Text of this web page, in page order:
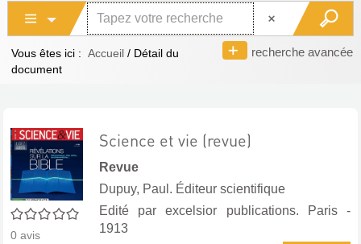
recherche avancée
Vous êtes ici : Accueil / Détail du
document
0/5
0 avis
Science et vie (revue)
Revue
Dupuy, Paul. Éditeur scientifique
Edité parexcelsior publications. Paris-
1913